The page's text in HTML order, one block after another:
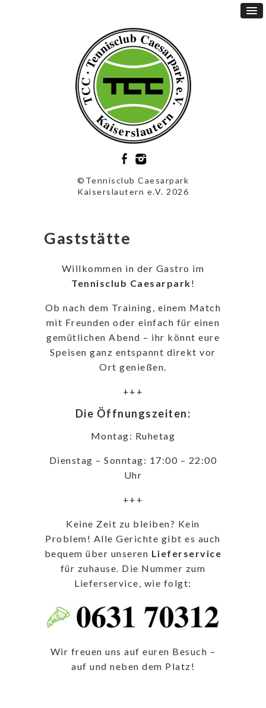
©Tennisclub Caesarpark
Kaiserslautern e.V. 2026
Gaststätte
Willkommen in der Gastro im
Tennisclub Caesarpark!
Ob nach dem Training, einem Match
mit Freunden oder einfach für einen
gemütlichen Abend – ihr könnt eure
Speisen ganz entspannt direkt vor
Ort genießen.
+++
Die Öffnungszeiten:
Montag: Ruhetag
Dienstag – Sonntag: 17:00 – 22:00
Uhr
+++
Keine Zeit zu bleiben? Kein
Problem! Alle Gerichte gibt es auch
bequem über unseren Lieferservice
für zuhause. Die Nummer zum
Lieferservice, wie folgt:
Wir freuen uns auf euren Besuch –
auf und neben dem Platz!